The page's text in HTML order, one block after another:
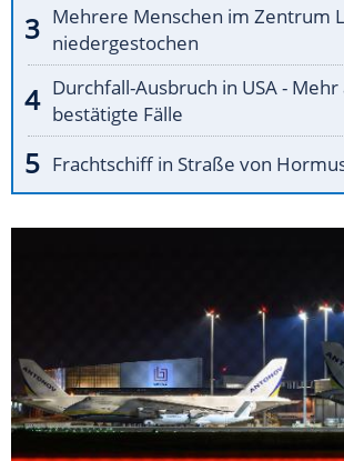
Mehrere Menschen im Zentrum
niedergestochen
Durchfall-Ausbruch in USA -
bestätigte Fälle
Frachtschiff in Straße von